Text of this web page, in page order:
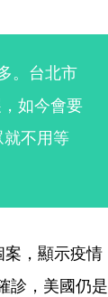
。台北市
如今會要
不用等
，顯示疫情
診，美國仍是